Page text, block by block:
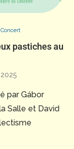
Concert
pastiches au
par Gábor
Salle et David